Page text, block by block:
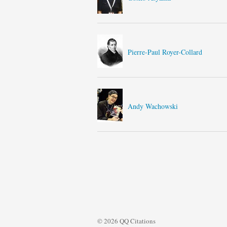
Pierre-Paul Royer-Collard
Andy Wachowski
© 2026 QQ Citations